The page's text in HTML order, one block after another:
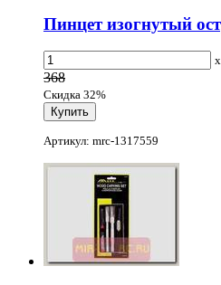
Пинцет изогнутый
x
368
Скидка 32%
Артикул: mrc-1317559